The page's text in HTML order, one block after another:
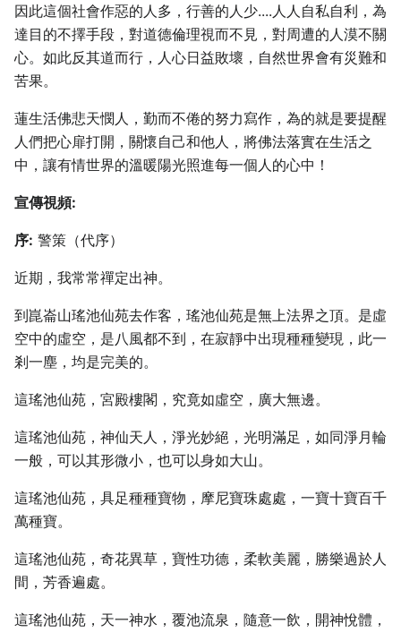
因此這個社會作惡的人多，行善的人少....人人自私自利，為
達目的不擇手段，對道德倫理視而不見，對周遭的人漠不關
心。如此反其道而行，人心日益敗壞，自然世界會有災難和
苦果。
蓮生活佛悲天憫人，勤而不倦的努力寫作，為的就是要提醒
人們把心扉打開，關懷自己和他人，將佛法落實在生活之
中，讓有情世界的溫暖陽光照進每一個人的心中！
宣傳視頻:
序: 警策（代序）
近期，我常常禪定出神。
到崑崙山瑤池仙苑去作客，瑤池仙苑是無上法界之頂。是虛
空中的虛空，是八風都不到，在寂靜中出現種種變現，此一
剎一塵，均是完美的。
這瑤池仙苑，宮殿樓閣，究竟如虛空，廣大無邊。
這瑤池仙苑，神仙天人，淨光妙絕，光明滿足，如同淨月輪
一般，可以其形微小，也可以身如大山。
這瑤池仙苑，具足種種寶物，摩尼寶珠處處，一寶十寶百千
萬種寶。
這瑤池仙苑，奇花異草，寶性功德，柔軟美麗，勝樂過於人
間，芳香遍處。
這瑤池仙苑，天一神水，覆池流泉，隨意一飲，開神悅體，